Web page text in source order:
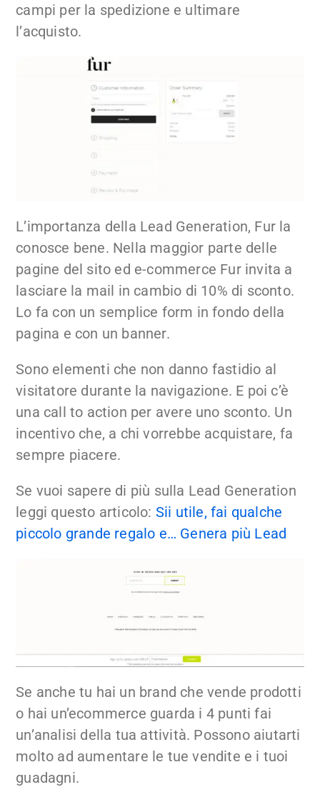
campi per la spedizione e ultimare
l’acquisto.
L’importanza della Lead Generation, Fur la
conosce bene. Nella maggior parte delle
pagine del sito ed e-commerce Fur invita a
lasciare la mail in cambio di 10% di sconto.
Lo fa con un semplice form in fondo della
pagina e con un banner.
Sono elementi che non danno fastidio al
visitatore durante la navigazione. E poi c’è
una call to action per avere uno sconto. Un
incentivo che, a chi vorrebbe acquistare, fa
sempre piacere.
Se vuoi sapere di più sulla Lead Generation
leggi questo articolo: Sii utile, fai qualche
piccolo grande regalo e… Genera più Lead
Se anche tu hai un brand che vende prodotti
o hai un’ecommerce guarda i 4 punti fai
un’analisi della tua attività. Possono aiutarti
molto ad aumentare le tue vendite e i tuoi
guadagni.